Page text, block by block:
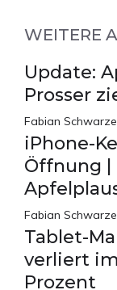
WEITERE
Update:
Prosser
Fabian
iPhone-
Öffnung |
Fabian
Tablet-
verliert
Prozent